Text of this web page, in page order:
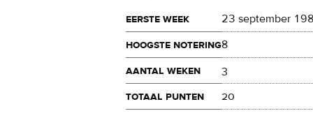
eerste week
23 september
hoogste notering8
aantal weken
3
totaal punten
20